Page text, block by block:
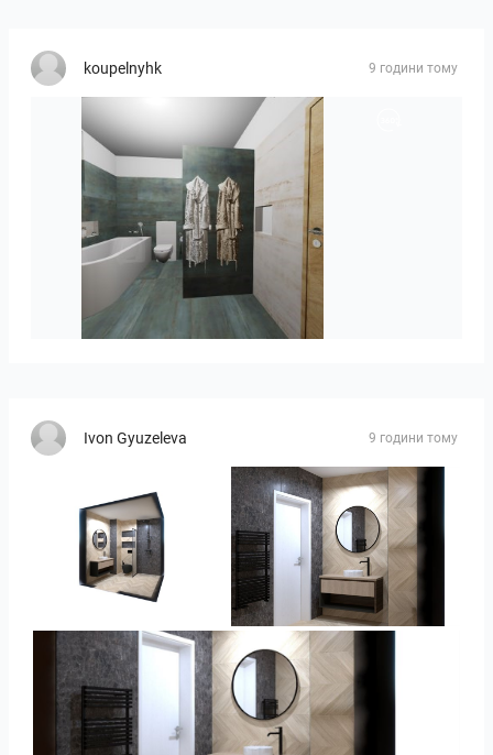
koupelnyhk 9 години тому
koupelna-01
Ivon Gyuzeleva 9 години тому
Ivelin_7